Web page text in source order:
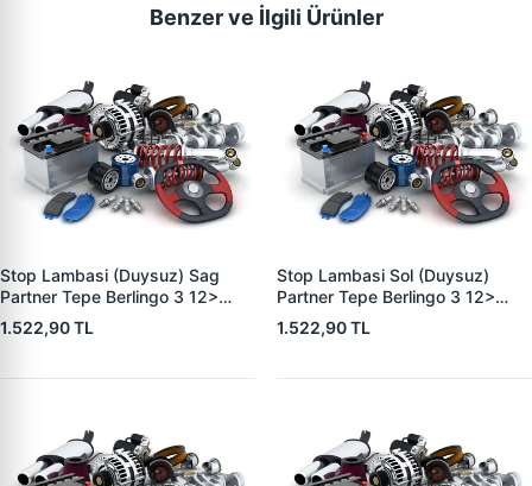
Benzer ve İlgili Ürünler
Stop Lambasi (Duysuz) Sag
Partner Tepe Berlingo 3 12>
(Tek Kapi) | ZENON PE9637 |
OEM 1680022580
1.522,90 TL
Stop Lambasi Sol (Duysuz)
Partner Tepe Berlingo 3 12>
(Tek Kapi) | ZENON PE9636 |
OEM 1680022780 9677200000
1.522,90 TL